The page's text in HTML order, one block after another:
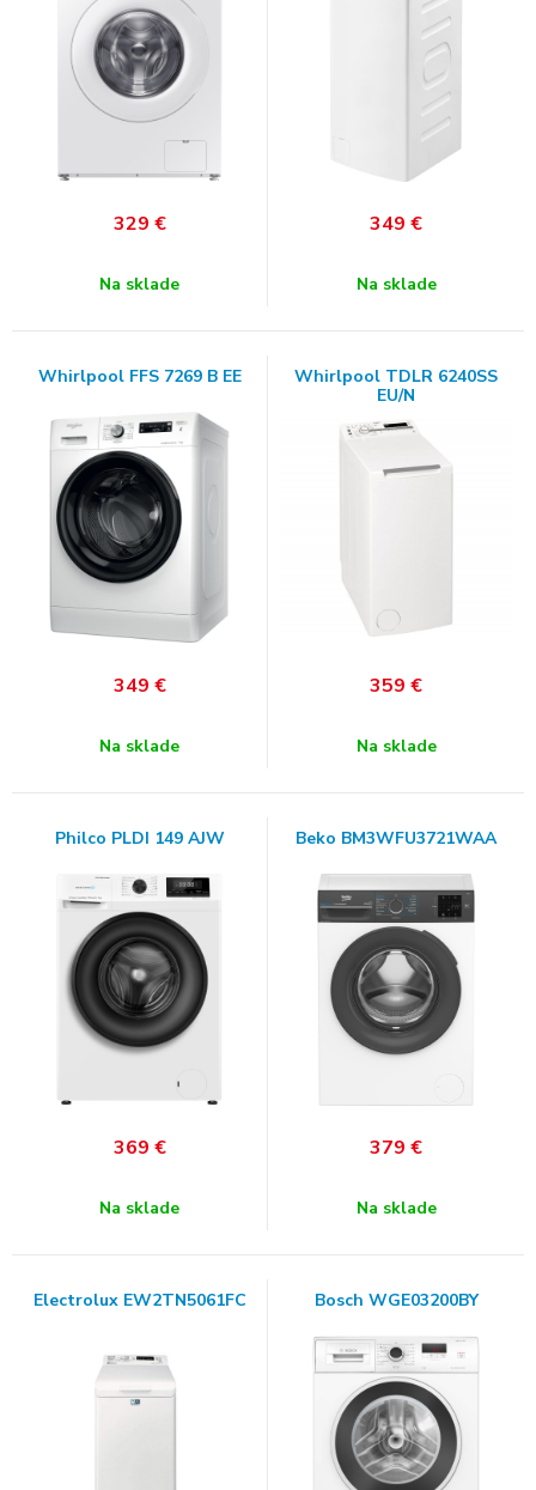
329 €
Na sklade
349 €
Na sklade
Whirlpool FFS 7269 B EE
349 €
Na sklade
Whirlpool TDLR 6240SS
EU/N
359 €
Na sklade
Philco PLDI 149 AJW
369 €
Na sklade
Beko BM3WFU3721WAA
379 €
Na sklade
Electrolux EW2TN5061FC Bosch WGE03200BY